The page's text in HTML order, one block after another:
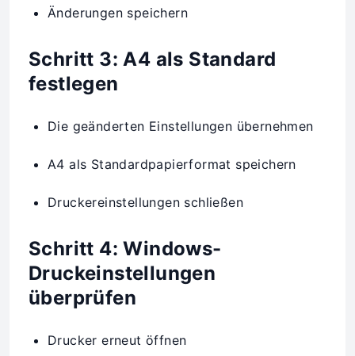
Änderungen speichern
Schritt 3: A4 als Standard
festlegen
Die geänderten Einstellungen übernehmen
A4 als Standardpapierformat speichern
Druckereinstellungen schließen
Schritt 4: Windows-
Druckeinstellungen
überprüfen
Drucker erneut öffnen